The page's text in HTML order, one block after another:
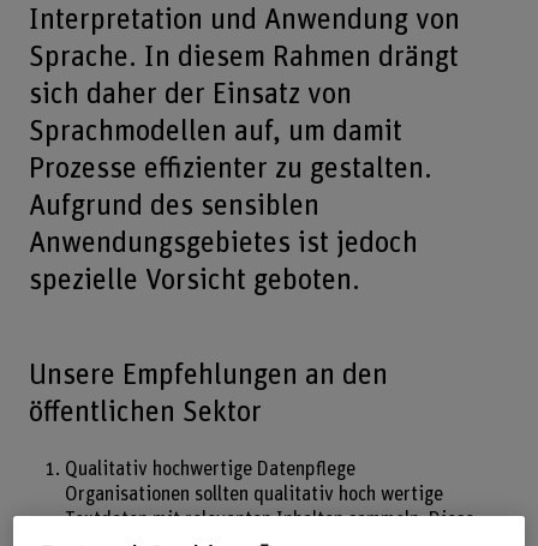
Interpretation und Anwendung von
Sprache. In diesem Rahmen drängt
sich daher der Einsatz von
Sprachmodellen auf, um damit
Prozesse effizienter zu gestalten.
Aufgrund des sensiblen
Anwendungsgebietes ist jedoch
spezielle Vorsicht geboten.
Unsere Empfehlungen an den
öffentlichen Sektor
Qualitativ hochwertige Datenpflege
Organisationen sollten qualitativ hoch­ wertige
Textdaten mit relevanten Inhalten sammeln. Diese